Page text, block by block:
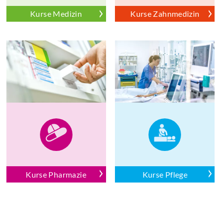
Kurse Medizin Kurse Zahnmedizin
Kurse Pharmazie Kurse Pflege